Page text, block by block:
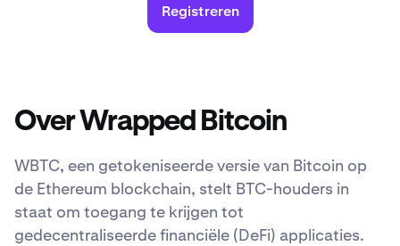
Registreren
Over Wrapped Bitcoin
WBTC, een getokeniseerde versie van Bitcoin op
de Ethereum blockchain, stelt BTC-houders in
staat om toegang te krijgen tot
gedecentraliseerde financiële (DeFi) applicaties.